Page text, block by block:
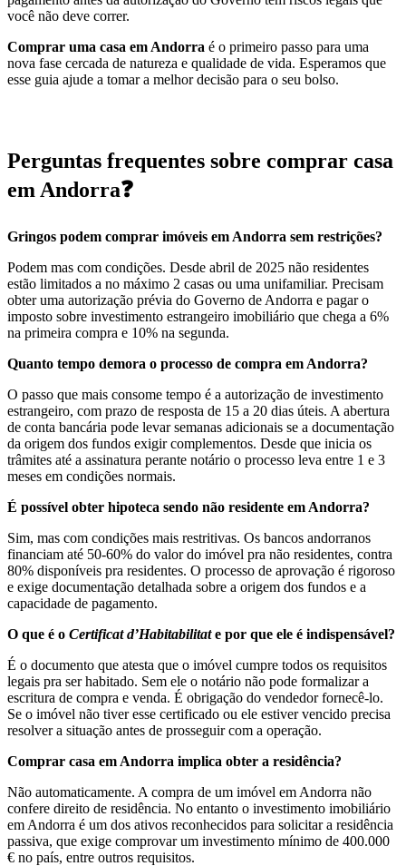
você não deve correr.
Comprar uma casa em Andorra é o primeiro passo para uma
nova fase cercada de natureza e qualidade de vida. Esperamos que
esse guia ajude a tomar a melhor decisão para o seu bolso.
Perguntas frequentes sobre comprar casa
em Andorra❓
Gringos podem comprar imóveis em Andorra sem restrições?
Podem mas com condições. Desde abril de 2025 não residentes
estão limitados a no máximo 2 casas ou uma unifamiliar. Precisam
obter uma autorização prévia do Governo de Andorra e pagar o
imposto sobre investimento estrangeiro imobiliário que chega a 6%
na primeira compra e 10% na segunda.
Quanto tempo demora o processo de compra em Andorra?
O passo que mais consome tempo é a autorização de investimento
estrangeiro, com prazo de resposta de 15 a 20 dias úteis. A abertura
de conta bancária pode levar semanas adicionais se a documentação
da origem dos fundos exigir complementos. Desde que inicia os
trâmites até a assinatura perante notário o processo leva entre 1 e 3
meses em condições normais.
É possível obter hipoteca sendo não residente em Andorra?
Sim, mas com condições mais restritivas. Os bancos andorranos
financiam até 50-60% do valor do imóvel pra não residentes, contra
80% disponíveis pra residentes. O processo de aprovação é rigoroso
e exige documentação detalhada sobre a origem dos fundos e a
capacidade de pagamento.
O que é o Certificat d’Habitabilitate por que ele é indispensável?
É o documento que atesta que o imóvel cumpre todos os requisitos
legais pra ser habitado. Sem ele o notário não pode formalizar a
escritura de compra e venda. É obrigação do vendedor fornecê-lo.
Se o imóvel não tiver esse certificado ou ele estiver vencido precisa
resolver a situação antes de prosseguir com a operação.
Comprar casa em Andorra implica obter a residência?
Não automaticamente. A compra de um imóvel em Andorra não
confere direito de residência. No entanto o investimento imobiliário
em Andorra é um dos ativos reconhecidos para solicitar a residência
passiva, que exige comprovar um investimento mínimo de 400.000
€ no país, entre outros requisitos.